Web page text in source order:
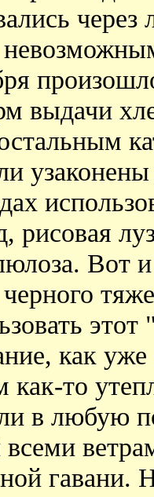
выдачи
рисовая
Вот
черного
как уже
как-то
в любую